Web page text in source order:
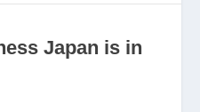
Japan is in